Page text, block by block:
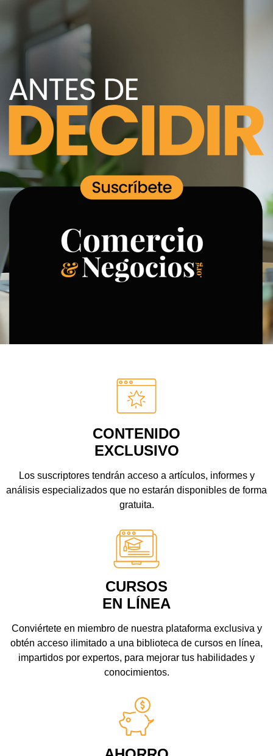
CONTENIDO
EXCLUSIVO
Los suscriptores tendrán acceso a artículos, informes y
análisis especializados que no estarán disponibles de forma
gratuita.
CURSOS
EN LÍNEA
Conviértete en miembro de nuestra plataforma exclusiva y
obtén acceso ilimitado a una biblioteca de cursos en línea,
impartidos por expertos, para mejorar tus habilidades y
conocimientos.